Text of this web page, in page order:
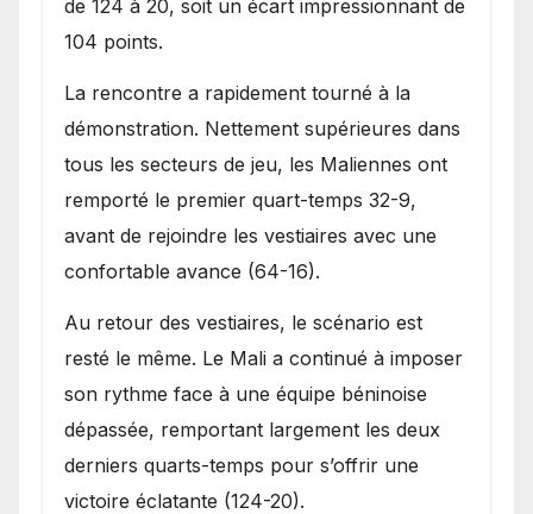
de 124 à 20, soit un écart impressionnant de
104 points.
La rencontre a rapidement tourné à la
démonstration. Nettement supérieures dans
tous les secteurs de jeu, les Maliennes ont
remporté le premier quart-temps 32-9,
avant de rejoindre les vestiaires avec une
confortable avance (64-16).
Au retour des vestiaires, le scénario est
resté le même. Le Mali a continué à imposer
son rythme face à une équipe béninoise
dépassée, remportant largement les deux
derniers quarts-temps pour s’offrir une
victoire éclatante (124-20).